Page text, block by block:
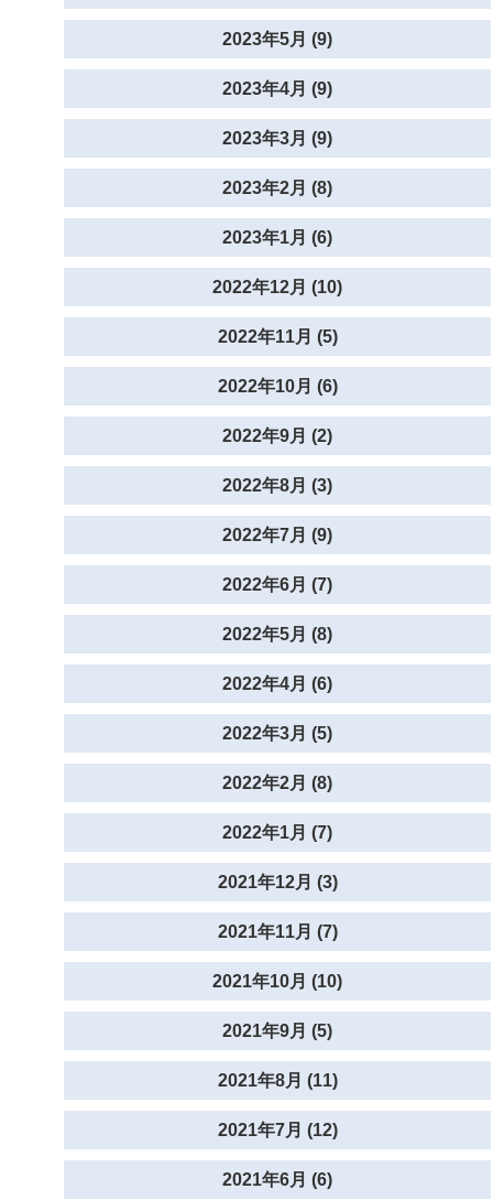
2023年5月 (9)
2023年4月 (9)
2023年3月 (9)
2023年2月 (8)
2023年1月 (6)
2022年12月 (10)
2022年11月 (5)
2022年10月 (6)
2022年9月 (2)
2022年8月 (3)
2022年7月 (9)
2022年6月 (7)
2022年5月 (8)
2022年4月 (6)
2022年3月 (5)
2022年2月 (8)
2022年1月 (7)
2021年12月 (3)
2021年11月 (7)
2021年10月 (10)
2021年9月 (5)
2021年8月 (11)
2021年7月 (12)
2021年6月 (6)